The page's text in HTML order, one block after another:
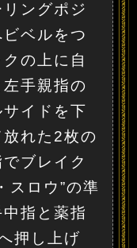
ングポジ
ベルをつ
の上に自
手親指の
イドを下
れた2枚の
ブレイク
スロウ”の準
指と薬指
押し上げ